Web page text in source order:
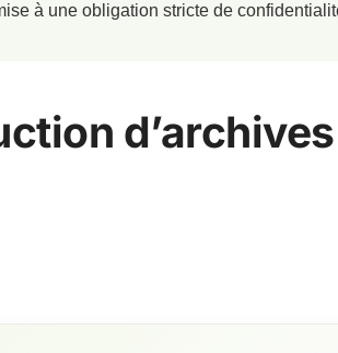
à une obligation stricte de